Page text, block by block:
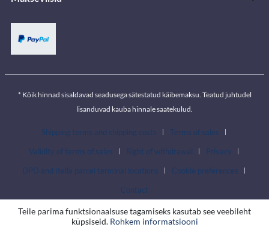
* Kõik hinnad sisaldavad seadusega sätestatud käibemaksu. Teatud juhtudel
lisanduvad kauba hinnale saatekulud.
Shipping terms and shipping costs
Terms of sales
Validity of terms of sales
Right of withdrawal
Privacy
DPD and Itella parcel terminal locations
Cookie preferences
Contact
Teile parima funktsionaalsuse tagamiseks kasutab see veebileht
küpsiseid. Rohkem informatsiooni